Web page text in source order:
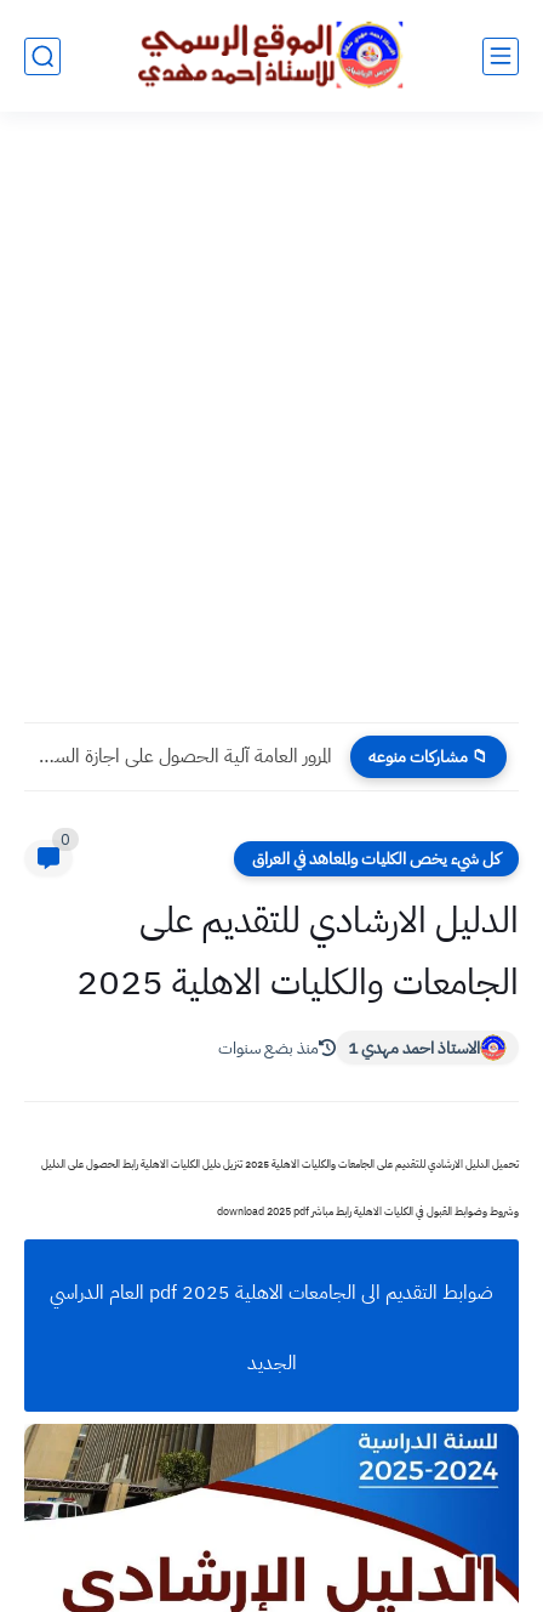
📁 مشاركات منوعه المرور العامة آلية الحصول على اجازة السياقة العراقية 2024
كل شيء يخص الكليات والمعاهد في العراق
0
الدليل الارشادي للتقديم على
الجامعات والكليات الاهلية 2025
الاستاذ احمد مهدي 1 منذ بضع سنوات
تحميل الدليل الارشادي للتقديم على الجامعات والكليات الاهلية 2025 تنزيل دليل الكليات الاهلية رابط الحصول على الدليل
وشروط وضوابط القبول في الكليات الاهلية رابط مباشر download 2025 pdf
ضوابط التقديم الى الجامعات الاهلية 2025 pdf العام الدراسي
الجديد